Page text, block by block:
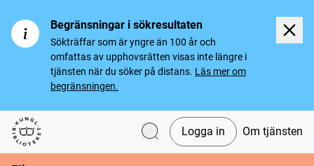
Begränsningar i sökresultaten
Sökträffar som är yngre än 100 år och
omfattas av upphovsrätten visas inte längre i
tjänsten när du söker på distans. Läs mer om
begränsningen.
Svenska tidningar
Logga in Om tjänsten